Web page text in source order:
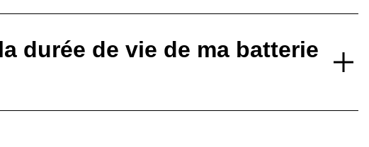
durée de vie de ma batterie